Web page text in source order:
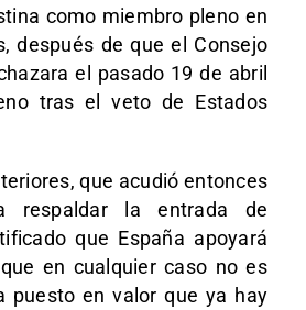
como miembro pleno en
después de que el Consejo
el pasado 19 de abril
tras el veto de Estados
que acudió entonces
respaldar la entrada de
que España apoyará
en cualquier caso no es
puesto en valor que ya hay